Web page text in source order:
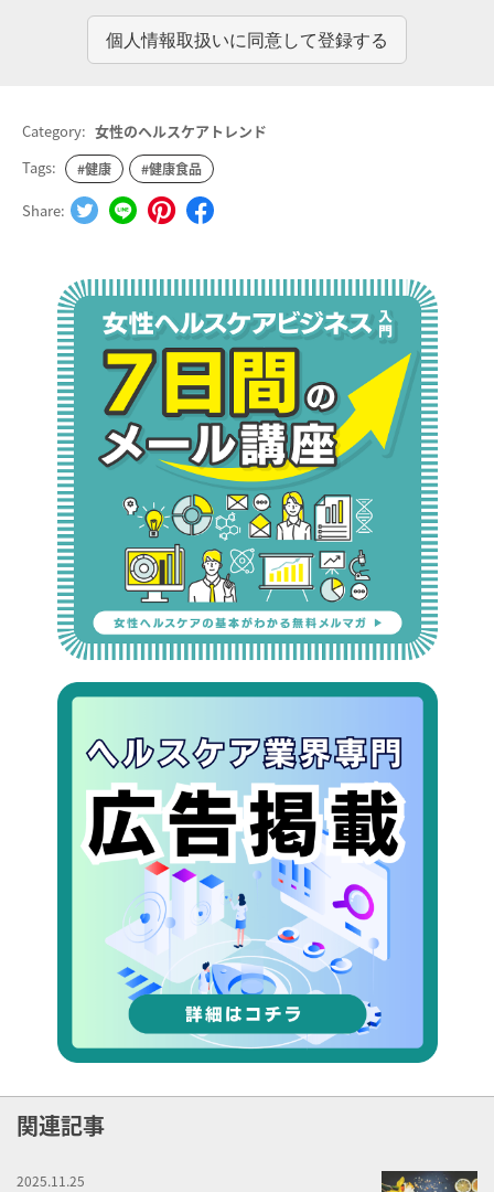
Category: 女性のヘルスケアトレンド
Tags:
#健康 #健康食品
Share:
関連記事
2025.11.25